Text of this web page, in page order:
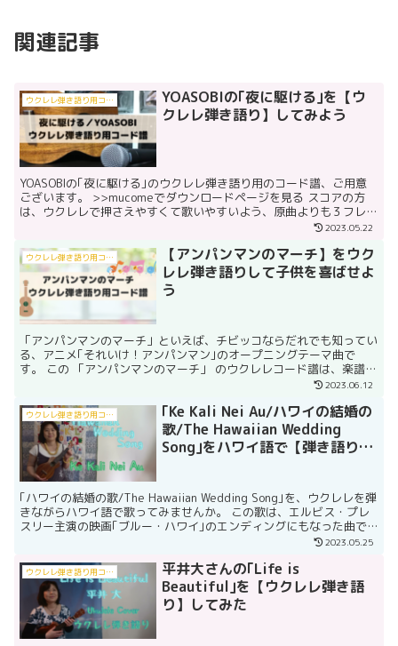
関連記事
ウクレレ弾き語り用コード譜
YOASOBIの｢夜に駆ける｣を【ウ
クレレ弾き語り】してみよう
YOASOBIの｢夜に駆ける｣のウクレレ弾き語り用のコード譜、ご用意
ございます。 >>mucomeでダウンロードページを見る スコアの方
は、ウクレレで押さえやすくて歌いやすいよう、原曲よりも３フレッ
2023.05.22
ウクレレ弾き語り用コード譜
【アンパンマンのマーチ】をウク
レレ弾き語りして子供を喜ばせよ
う
「アンパンマンのマーチ」といえば、チビッコならだれでも知ってい
る、アニメ｢それいけ！アンパンマン｣のオープニングテーマ曲で
す。 この 「アンパンマンのマーチ」 のウクレレコード譜は、楽譜ス
2023.06.12
ウクレレ弾き語り用コード譜
｢Ke Kali Nei Au/ハワイの結婚の
歌/The Hawaiian Wedding
Song｣をハワイ語で【弾き語り】
｢ハワイの結婚の歌/The Hawaiian Wedding Song｣を、ウクレレを弾
きながらハワイ語で歌ってみませんか。 この歌は、エルビス・プレ
スリー主演の映画｢ブルー・ハワイ｣のエンディングにもなった曲で
2023.05.25
ウクレレ弾き語り用コード譜
平井大さんの｢Life is
Beautiful｣を【ウクレレ弾き語
り】してみた